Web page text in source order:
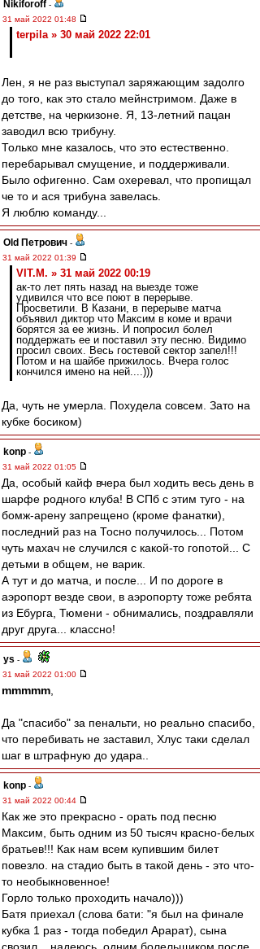
Nikiforoff -
31 май 2022 01:48
terpila » 30 май 2022 22:01
Лен, я не раз выступал заряжающим задолго
до того, как это стало мейнстримом. Даже в
детстве, на черкизоне. Я, 13-летний пацан
заводил всю трибуну.
Только мне казалось, что это естественно.
перебарывал смущение, и поддерживали.
Было офигенно. Сам охеревал, что пропищал
че то и ася трибуна завелась.
Я люблю команду...
Old Петрович -
31 май 2022 01:39
VIT.M. » 31 май 2022 00:19
ак-то лет пять назад на выезде тоже
удивился что все поют в перерыве.
Просветили. В Казани, в перерыве матча
объявил диктор что Максим в коме и врачи
борятся за ее жизнь. И попросил болел
поддержать ее и поставил эту песню. Видимо
просил своих. Весь гостевой сектор запел!!!
Потом и на шайбе прижилось. Вчера голос
кончился имено на ней....)))
Да, чуть не умерла. Похудела совсем. Зато на
кубке босиком)
konp -
31 май 2022 01:05
Да, особый кайф вчера был ходить весь день в
шарфе родного клуба! В СПб с этим туго - на
бомж-арену запрещено (кроме фанатки),
последний раз на Тосно получилось... Потом
чуть махач не случился с какой-то гопотой... С
детьми в общем, не варик.
А тут и до матча, и после... И по дороге в
аэропорт везде свои, в аэропорту тоже ребята
из Ебурга, Тюмени - обнимались, поздравляли
друг друга... классно!
ys -
31 май 2022 01:00
mmmmm
Да "спасибо" за пенальти, но реально спасибо,
что перебивать не заставил, Хлус таки сделал
шаг в штрафную до удара..
konp -
31 май 2022 00:44
Как же это прекрасно - орать под песню
Максим, быть одним из 50 тысяч красно-белых
братьев!!! Как нам всем купившим билет
повезло. на стадио быть в такой день - это что-
то необыкновенное!
Горло только проходить начало)))
Батя приехал (слова бати: "я был на финале
кубка 1 раз - тогда победил Арарат), сына